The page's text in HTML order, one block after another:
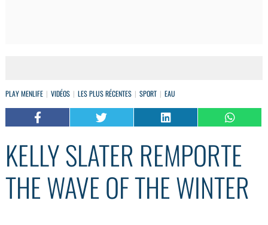
PLAY MENLIFE VIDÉOS LES PLUS RÉCENTES SPORT EAU
KELLY SLATER REMPORTE
THE WAVE OF THE WINTER